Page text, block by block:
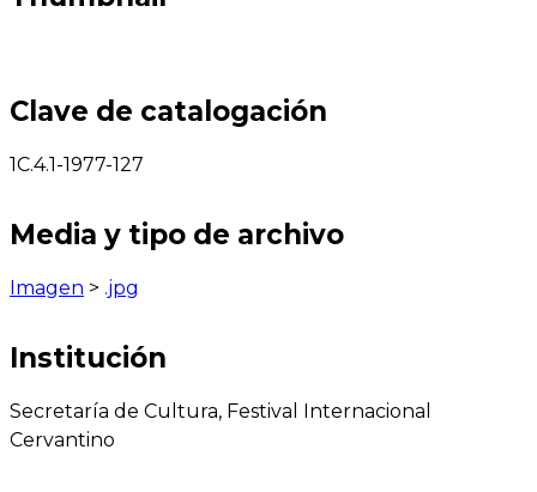
Clave de catalogación
1C.4.1-1977-127
Media y tipo de archivo
Imagen > .jpg
Institución
Secretaría de Cultura, Festival Internacional
Cervantino